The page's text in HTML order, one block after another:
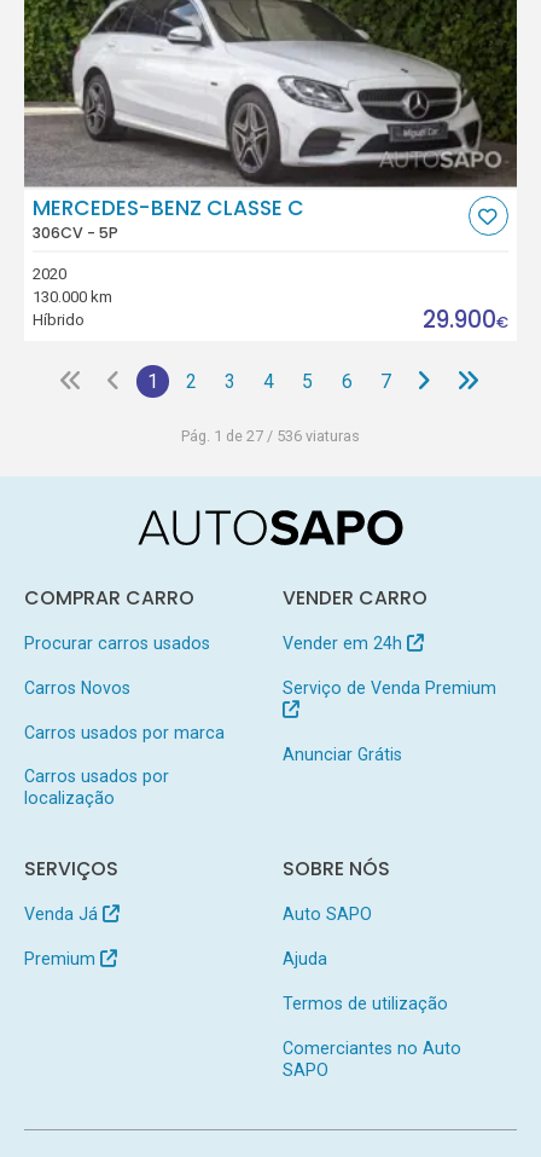
MERCEDES-BENZ CLASSE C
306CV - 5P
2020
130.000 km
Híbrido
29.900€
1 2 3 4 5 6 7
Pág. 1 de 27 / 536 viaturas
COMPRAR CARRO
Procurar carros usados
Carros Novos
Carros usados por marca
Carros usados por
localização
VENDER CARRO
Vender em 24h
Serviço de Venda Premium
Anunciar Grátis
SERVIÇOS
Venda Já
Premium
SOBRE NÓS
Auto SAPO
Ajuda
Termos de utilização
Comerciantes no Auto
SAPO